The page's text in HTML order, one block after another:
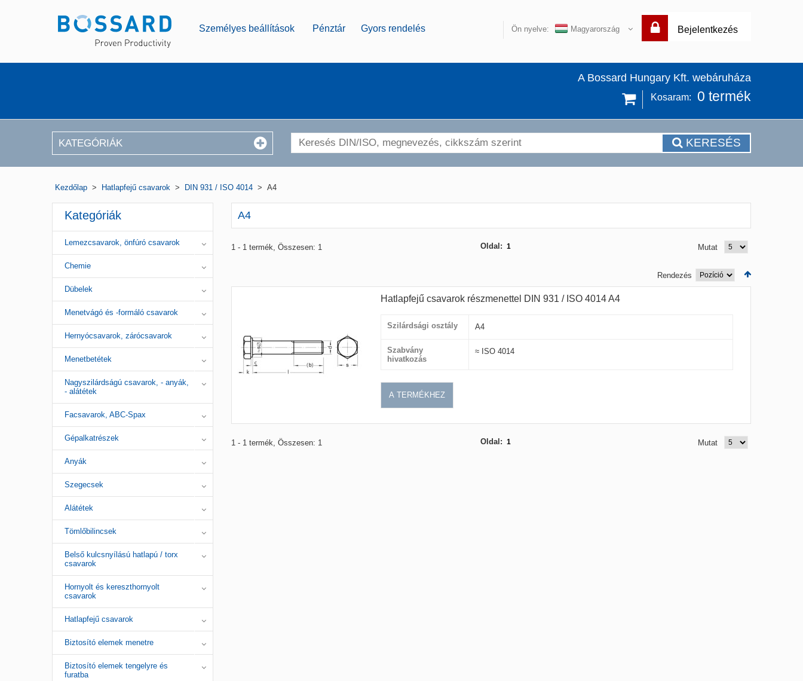
Személyes beállítások Pénztár Gyors rendelés Bejelentkezés
Ön nyelve: Magyarország
A Bossard Hungary Kft. webáruháza
Kosaram: 0 termék
KATEGÓRIÁK KERESÉS
Kezdőlap > Hatlapfejű csavarok > DIN 931 / ISO 4014 > A4
A4
1 - 1 termék, Összesen: 1 Mutat
Oldal: 1
Rendezés
Hatlapfejű csavarok részmenettel DIN 931 / ISO 4014 A4
Szilárdsági osztály A4
Szabvány
hivatkozás
≈ ISO 4014
A TERMÉKHEZ
1 - 1 termék, Összesen: 1 Mutat
Oldal: 1
Kategóriák
Lemezcsavarok, önfúró csavarok
Chemie
Dübelek
Menetvágó és -formáló csavarok
Hernyócsavarok, zárócsavarok
Menetbetétek
Nagyszilárdságú csavarok, - anyák,
- alátétek
Facsavarok, ABC-Spax
Gépalkatrészek
Anyák
Szegecsek
Alátétek
Tömlőbilincsek
Belső kulcsnyílású hatlapú / torx
csavarok
Hornyolt és kereszthornyolt
csavarok
Hatlapfejű csavarok
Biztosító elemek menetre
Biztosító elemek tengelyre és
furatba